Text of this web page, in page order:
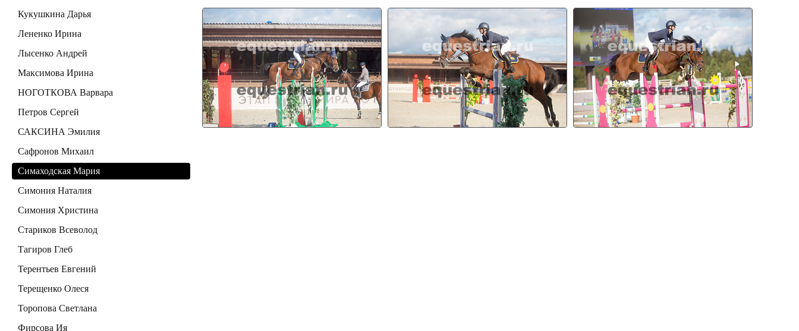
Кукушкина Дарья
Лененко Ирина
Лысенко Андрей
Максимова Ирина
НОГОТКОВА Варвара
Петров Сергей
САКСИНА Эмилия
Сафронов Михаил
Симаходская Мария
Симония Наталия
Симония Христина
Стариков Всеволод
Тагиров Глеб
Терентьев Евгений
Терещенко Олеся
Торопова Светлана
Фирсова Ия